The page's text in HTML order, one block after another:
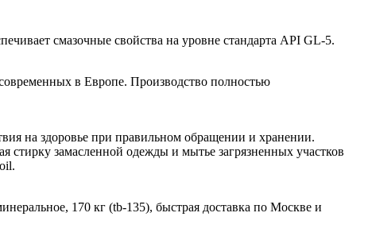
смазочные свойства на уровне стандарта API GL-5.
в Европе. Производство полностью
на здоровье при правильном обращении и хранении.
стирку замасленной одежды и мытье загрязненных участков
170 кг (tb-135), быстрая доставка по Москве и